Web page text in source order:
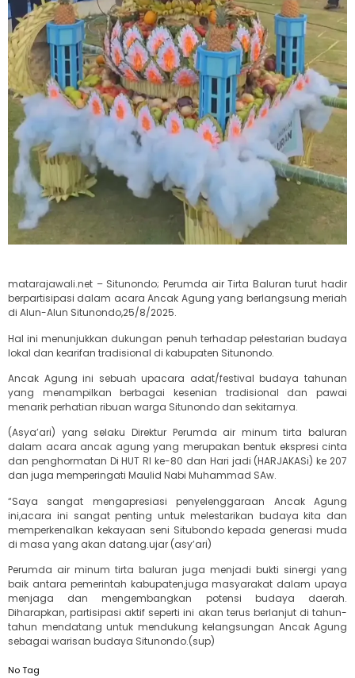
matarajawali.net – Situnondo; Perumda air Tirta Baluran turut hadir
berpartisipasi dalam acara Ancak Agung yang berlangsung meriah
di Alun-Alun Situnondo,25/8/2025.
Hal ini menunjukkan dukungan penuh terhadap pelestarian budaya
lokal dan kearifan tradisional di kabupaten Situnondo.
Ancak Agung ini sebuah upacara adat/festival budaya tahunan
yang menampilkan berbagai kesenian tradisional dan pawai
menarik perhatian ribuan warga Situnondo dan sekitarnya.
(Asya’ari) yang selaku Direktur Perumda air minum tirta baluran
dalam acara ancak agung yang merupakan bentuk ekspresi cinta
dan penghormatan Di HUT RI ke-80 dan Hari jadi (HARJAKASi) ke 207
dan juga memperingati Maulid Nabi Muhammad SAw.
“Saya sangat mengapresiasi penyelenggaraan Ancak Agung
ini,acara ini sangat penting untuk melestarikan budaya kita dan
memperkenalkan kekayaan seni Situbondo kepada generasi muda
di masa yang akan datang.ujar (asy’ari)
Perumda air minum tirta baluran juga menjadi bukti sinergi yang
baik antara pemerintah kabupaten,juga masyarakat dalam upaya
menjaga dan mengembangkan potensi budaya daerah.
Diharapkan, partisipasi aktif seperti ini akan terus berlanjut di tahun-
tahun mendatang untuk mendukung kelangsungan Ancak Agung
sebagai warisan budaya Situnondo.(sup)
No Tag